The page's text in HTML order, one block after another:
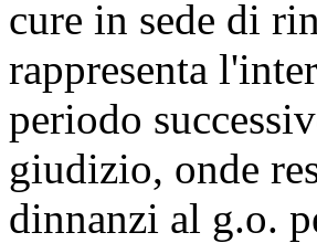
cure in sede di
rappresenta
periodo
giudizio, onde
dinnanzi al g.o.